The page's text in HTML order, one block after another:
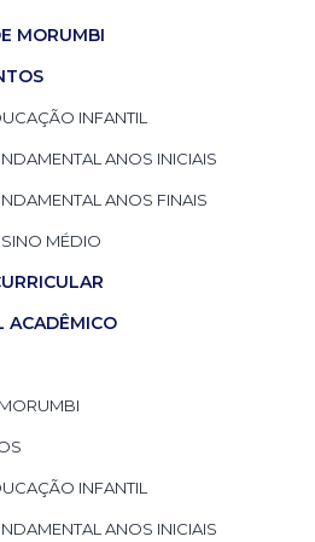
MORUMBI
INFANTIL
ANOS INICIAIS
ANOS FINAIS
MÉDIO
ACADÊMICO
INFANTIL
ANOS INICIAIS